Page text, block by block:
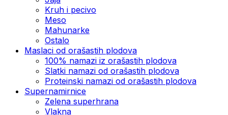
Kruh i pecivo
Meso
Mahunarke
Ostalo
Maslaci od orašastih plodova
100% namazi iz orašastih plodova
Slatki namazi od orašastih plodova
Proteinski namazi od orašastih plodova
Supernamirnice
Zelena superhrana
Vlakna